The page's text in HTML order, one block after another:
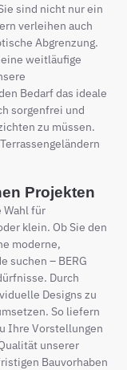
sind nicht nur ein
verleihen auch
Abgrenzung.
weitläufige
Bedarf das ideale
sorgenfrei und
zu müssen.
Projekten
Wahl für
klein. Ob Sie den
moderne,
suchen – BERG
Durch
Designs zu
So liefern
Ihre Vorstellungen
unserer
Bauvorhaben